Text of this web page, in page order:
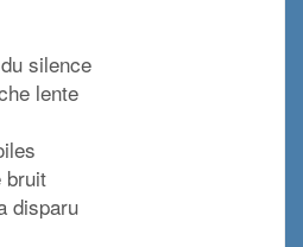
silence
lente
bruit
disparu